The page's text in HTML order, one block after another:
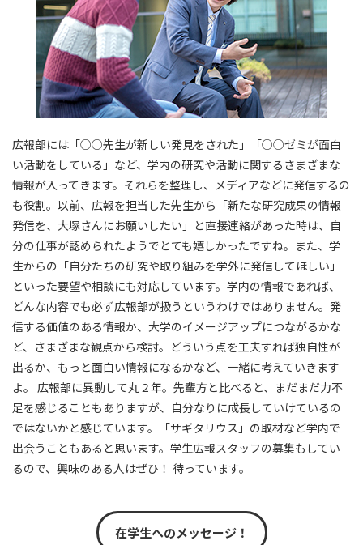
広報部には「○○先生が新しい発見をされた」「○○ゼミが面白
い活動をしている」など、学内の研究や活動に関するさまざまな
情報が入ってきます。それらを整理し、メディアなどに発信するの
も役割。以前、広報を担当した先生から「新たな研究成果の情報
発信を、大塚さんにお願いしたい」と直接連絡があった時は、自
分の仕事が認められたようでとても嬉しかったですね。また、学
生からの「自分たちの研究や取り組みを学外に発信してほしい」
といった要望や相談にも対応しています。学内の情報であれば、
どんな内容でも必ず広報部が扱うというわけではありません。発
信する価値のある情報か、大学のイメージアップにつながるかな
ど、さまざまな観点から検討。どういう点を工夫すれば独自性が
出るか、もっと面白い情報になるかなど、一緒に考えていきます
よ。 広報部に異動して丸２年。先輩方と比べると、まだまだ力不
足を感じることもありますが、自分なりに成長していけているの
ではないかと感じています。「サギタリウス」の取材など学内で
出会うこともあると思います。学生広報スタッフの募集もしてい
るので、興味のある人はぜひ！ 待っています。
在学生へのメッセージ！